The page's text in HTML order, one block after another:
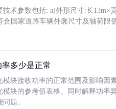
技术参数包括: a)外形尺寸:长13m×
合国家道路车辆外廓尺寸及轴荷限
多少是正常
模块接收功率的正常范围及影响因
模块的参考值表格。同时解释功率
题。